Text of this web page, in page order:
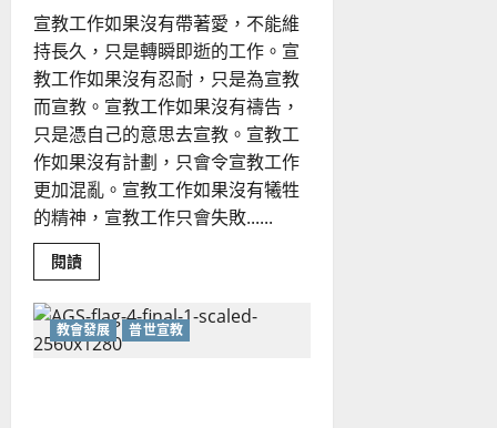
同
行
教
路
｜
陳
慧
玲
宣教工作如果沒有帶著愛，不能維
持長久，只是轉瞬即逝的工作。宣
教工作如果沒有忍耐，只是為宣教
而宣教。宣教工作如果沒有禱告，
只是憑自己的意思去宣教。宣教工
作如果沒有計劃，只會令宣教工作
更加混亂。宣教工作如果沒有犧牲
的精神，宣教工作只會失敗......
閱讀Read
more
堂
會
宣
教
教會發展 普世宣教